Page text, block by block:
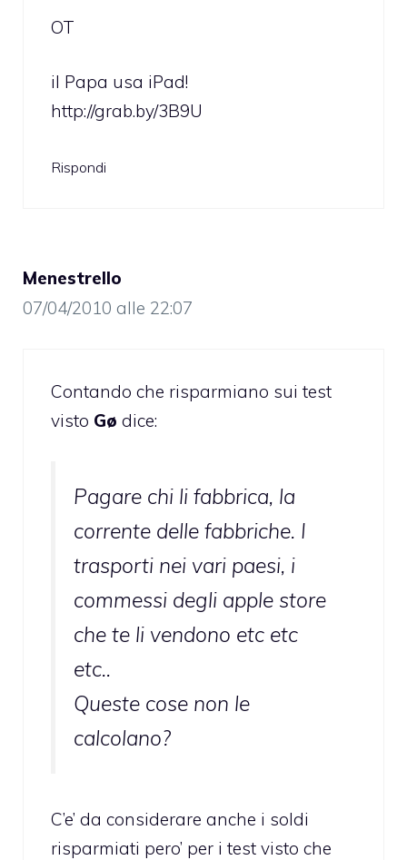
OT
il Papa usa iPad!
http://grab.by/3B9U
Rispondi
Menestrello
07/04/2010 alle 22:07
Contando che risparmiano sui test
visto Gø dice:
Pagare chi li fabbrica, la
corrente delle fabbriche. I
trasporti nei vari paesi, i
commessi degli apple store
che te li vendono etc etc
etc..
Queste cose non le
calcolano?
C’e’ da considerare anche i soldi
risparmiati pero’ per i test visto che